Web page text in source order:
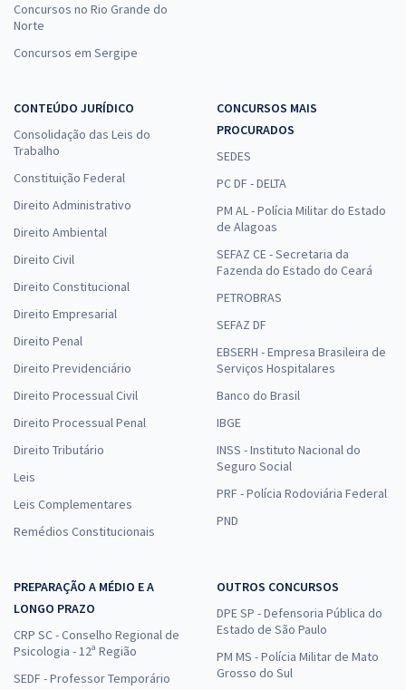
Concursos no Rio Grande do
Norte
Concursos em Sergipe
CONTEÚDO JURÍDICO
Consolidação das Leis do
Trabalho
Constituição Federal
Direito Administrativo
Direito Ambiental
Direito Civil
Direito Constitucional
Direito Empresarial
Direito Penal
Direito Previdenciário
Direito Processual Civil
Direito Processual Penal
Direito Tributário
Leis
Leis Complementares
Remédios Constitucionais
CONCURSOS MAIS
PROCURADOS
SEDES
PC DF - DELTA
PM AL - Polícia Militar do Estado
de Alagoas
SEFAZ CE - Secretaria da
Fazenda do Estado do Ceará
PETROBRAS
SEFAZ DF
EBSERH - Empresa Brasileira de
Serviços Hospitalares
Banco do Brasil
IBGE
INSS - Instituto Nacional do
Seguro Social
PRF - Polícia Rodoviária Federal
PND
PREPARAÇÃO A MÉDIO E A
LONGO PRAZO
CRP SC - Conselho Regional de
Psicologia - 12ª Região
SEDF - Professor Temporário
OUTROS CONCURSOS
DPE SP - Defensoria Pública do
Estado de São Paulo
PM MS - Polícia Militar de Mato
Grosso do Sul